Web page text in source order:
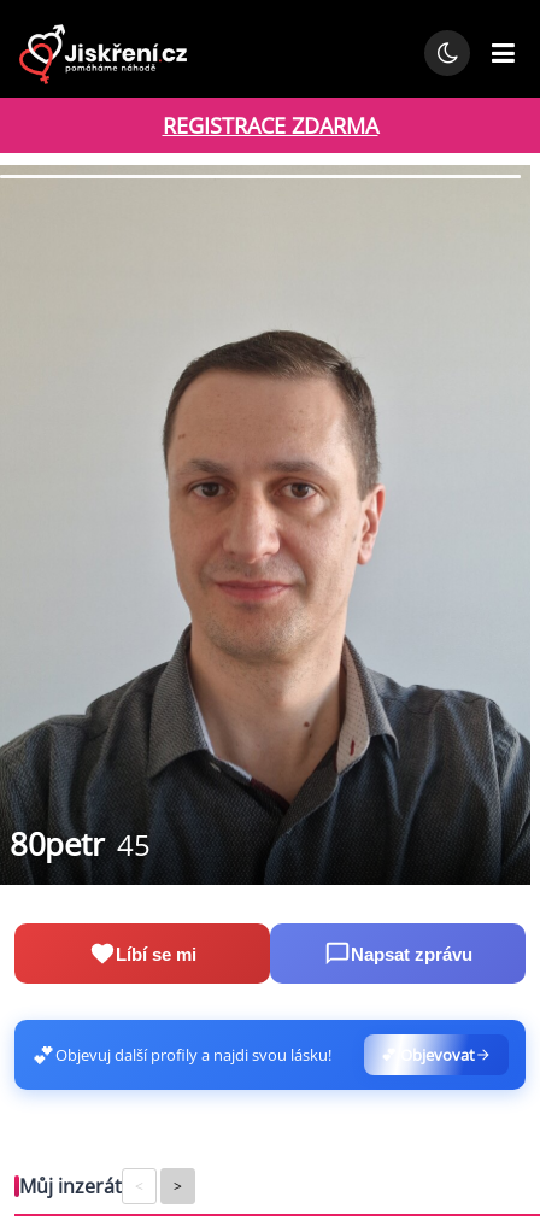
REGISTRACE ZDARMA
80petr 45
Líbí se mi Napsat zprávu
💕Objevuj další profily a najdi svou lásku! 💕 Objevovat
Můj inzerát < >